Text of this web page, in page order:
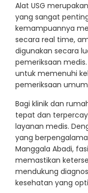
Alat USG
yang sangat
kemampuannya
secara real time,
digunakan secara
pemeriksaan
untuk memenuhi
pemeriksaan
Bagi klinik dan
tepat dan
layanan medis.
yang
Manggala Abadi,
memastikan
mendukung
kesehatan yang